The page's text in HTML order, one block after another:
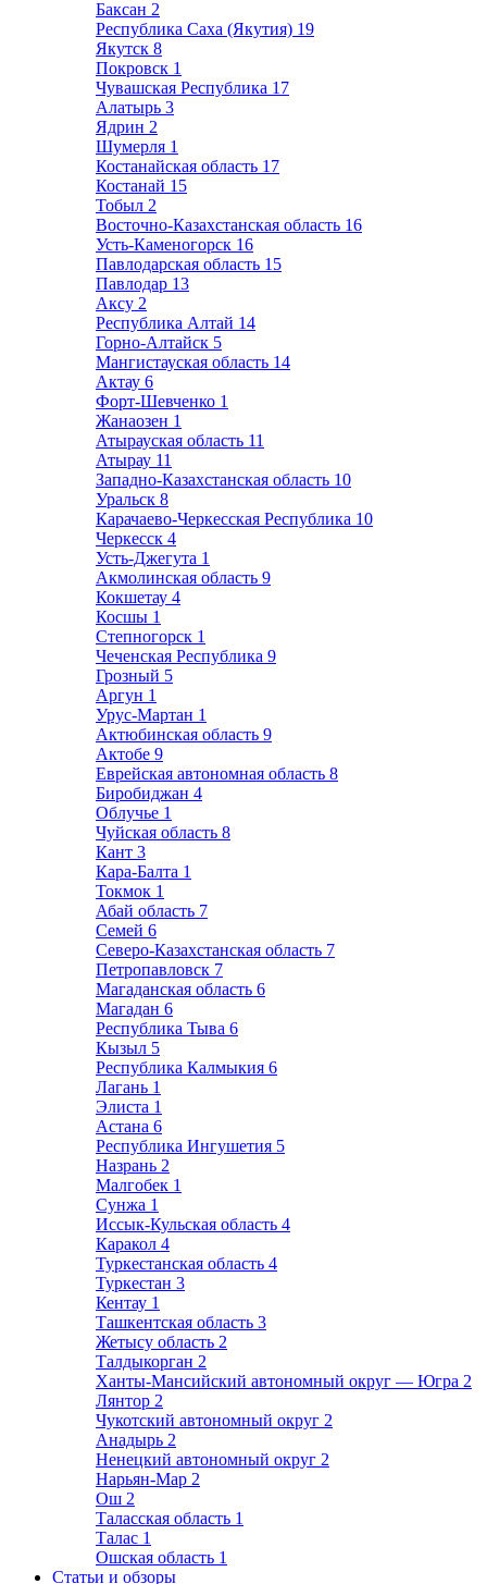
Баксан 2
Республика Саха (Якутия) 19
Якутск 8
Покровск 1
Чувашская Республика 17
Алатырь 3
Ядрин 2
Шумерля 1
Костанайская область 17
Костанай 15
Тобыл 2
Восточно-Казахстанская область 16
Усть-Каменогорск 16
Павлодарская область 15
Павлодар 13
Аксу 2
Республика Алтай 14
Горно-Алтайск 5
Мангистауская область 14
Актау 6
Форт-Шевченко 1
Жанаозен 1
Атырауская область 11
Атырау 11
Западно-Казахстанская область 10
Уральск 8
Карачаево-Черкесская Республика 10
Черкесск 4
Усть-Джегута 1
Акмолинская область 9
Кокшетау 4
Косшы 1
Степногорск 1
Чеченская Республика 9
Грозный 5
Аргун 1
Урус-Мартан 1
Актюбинская область 9
Актобе 9
Еврейская автономная область 8
Биробиджан 4
Облучье 1
Чуйская область 8
Кант 3
Кара-Балта 1
Токмок 1
Абай область 7
Семей 6
Северо-Казахстанская область 7
Петропавловск 7
Магаданская область 6
Магадан 6
Республика Тыва 6
Кызыл 5
Республика Калмыкия 6
Лагань 1
Элиста 1
Астана 6
Республика Ингушетия 5
Назрань 2
Малгобек 1
Сунжа 1
Иссык-Кульская область 4
Каракол 4
Туркестанская область 4
Туркестан 3
Кентау 1
Ташкентская область 3
Жетысу область 2
Талдыкорган 2
Ханты-Мансийский автономный округ — Югра 2
Лянтор 2
Чукотский автономный округ 2
Анадырь 2
Ненецкий автономный округ 2
Нарьян-Мар 2
Ош 2
Таласская область 1
Талас 1
Ошская область 1
Статьи и обзоры